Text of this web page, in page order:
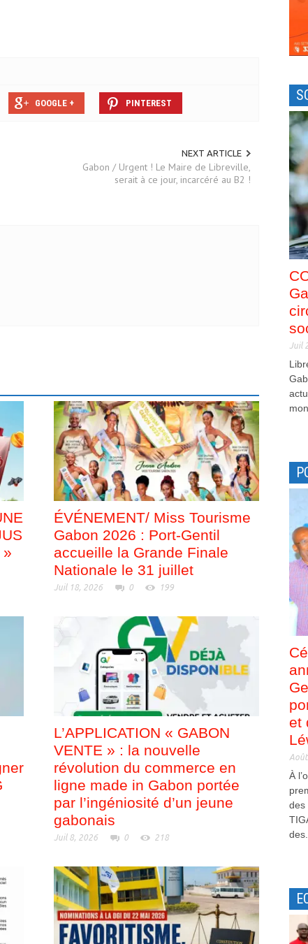
GOOGLE + PINTEREST
NEXT ARTICLE
Gabon / Urgent ! Le Maire de Libreville,
serait à ce jour, incarcéré au B2 !
»
ÉVÉNEMENT/ Miss Tourisme
Gabon 2026 : Port-Gentil
accueille la Grande Finale
Nationale le 31 juillet
Juil 18, 2026 0 199
L’APPLICATION « GABON
VENTE » : la nouvelle
révolution du commerce en
ligne made in Gabon portée
par l’ingéniosité d’un jeune
gabonais
Juil 8, 2026 0 218
Juil
et
À
des
des...